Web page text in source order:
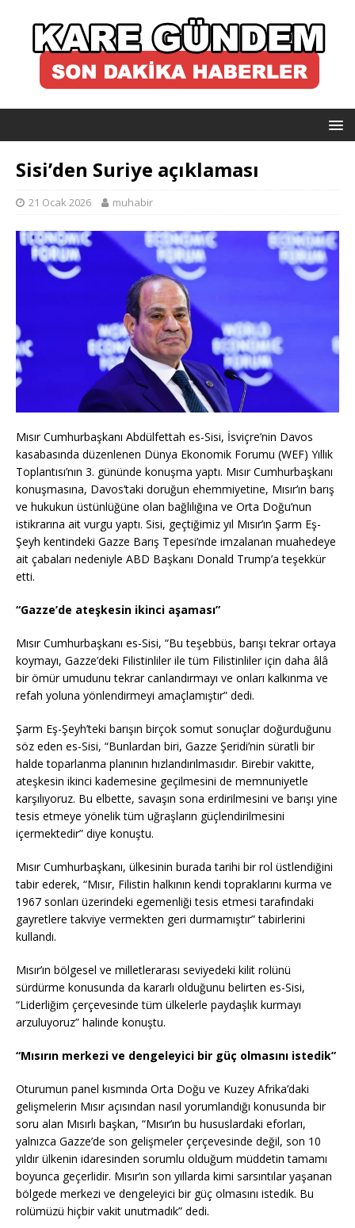
Sisi’den Suriye açıklaması
21 Ocak 2026 muhabir
Mısır Cumhurbaşkanı Abdülfettah es-Sisi, İsviçre’nin Davos
kasabasında düzenlenen Dünya Ekonomik Forumu (WEF) Yıllık
Toplantısı’nın 3. gününde konuşma yaptı. Mısır Cumhurbaşkanı
konuşmasına, Davos’taki doruğun ehemmiyetine, Mısır’ın barış
ve hukukun üstünlüğüne olan bağlılığına ve Orta Doğu’nun
istikrarına ait vurgu yaptı. Sisi, geçtiğimiz yıl Mısır’ın Şarm Eş-
Şeyh kentindeki Gazze Barış Tepesi’nde imzalanan muahedeye
ait çabaları nedeniyle ABD Başkanı Donald Trump’a teşekkür
etti.
“Gazze’de ateşkesin ikinci aşaması”
Mısır Cumhurbaşkanı es-Sisi, “Bu teşebbüs, barışı tekrar ortaya
koymayı, Gazze’deki Filistinliler ile tüm Filistinliler için daha âlâ
bir ömür umudunu tekrar canlandırmayı ve onları kalkınma ve
refah yoluna yönlendirmeyi amaçlamıştır” dedi.
Şarm Eş-Şeyh’teki barışın birçok somut sonuçlar doğurduğunu
söz eden es-Sisi, “Bunlardan biri, Gazze Şeridi’nin süratli bir
halde toparlanma planının hızlandırılmasıdır. Birebir vakitte,
ateşkesin ikinci kademesine geçilmesini de memnuniyetle
karşılıyoruz. Bu elbette, savaşın sona erdirilmesini ve barışı yine
tesis etmeye yönelik tüm uğraşların güçlendirilmesini
içermektedir” diye konuştu.
Mısır Cumhurbaşkanı, ülkesinin burada tarihi bir rol üstlendiğini
tabir ederek, “Mısır, Filistin halkının kendi topraklarını kurma ve
1967 sonları üzerindeki egemenliği tesis etmesi tarafındaki
gayretlere takviye vermekten geri durmamıştır” tabirlerini
kullandı.
Mısır’ın bölgesel ve milletlerarası seviyedeki kilit rolünü
sürdürme konusunda da kararlı olduğunu belirten es-Sisi,
“Liderliğim çerçevesinde tüm ülkelerle paydaşlık kurmayı
arzuluyoruz” halinde konuştu.
“Mısırın merkezi ve dengeleyici bir güç olmasını istedik”
Oturumun panel kısmında Orta Doğu ve Kuzey Afrika’daki
gelişmelerin Mısır açısından nasıl yorumlandığı konusunda bir
soru alan Mısırlı başkan, “Mısır’ın bu hususlardaki eforları,
yalnızca Gazze’de son gelişmeler çerçevesinde değil, son 10
yıldır ülkenin idaresinden sorumlu olduğum müddetin tamamı
boyunca geçerlidir. Mısır’ın son yıllarda kimi sarsıntılar yaşanan
bölgede merkezi ve dengeleyici bir güç olmasını istedik. Bu
rolümüzü hiçbir vakit unutmadık” dedi.